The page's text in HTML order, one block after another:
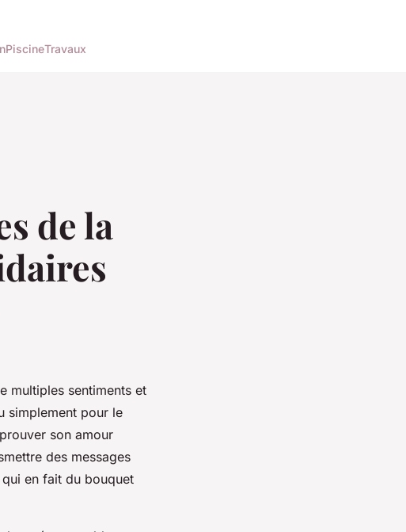
PiscineTravaux
de la
multiples sentiments et
simplement pour le
son amour
des messages
en fait du bouquet